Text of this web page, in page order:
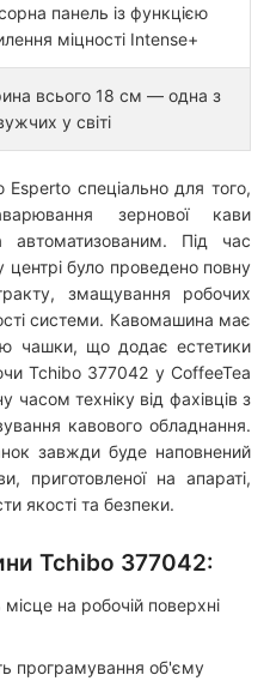
панель із функцією
міцності Intense+
всього 18 см — одна з
у світі
Esperto спеціально для того,
зернової кави
Під час
центрі було проведено повну
змащування робочих
системи. Кавомашина має
чашки, що додає естетики
Tchibo 377042 у CoffeeTea
часом техніку від фахівців з
кавового обладнання.
завжди буде наповнений
приготовленої на апараті,
якості та безпеки.
Tchibo 377042:
на робочій поверхні
програмування об'єму